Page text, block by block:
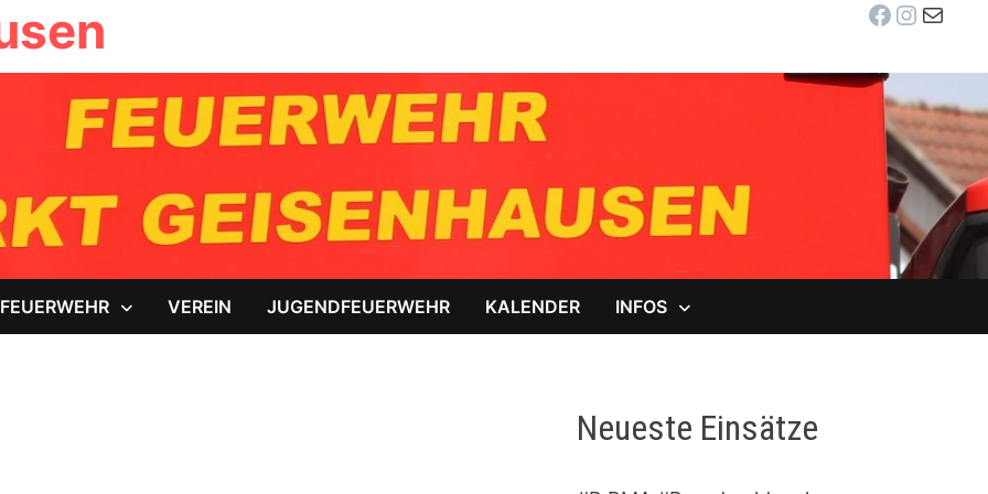
Facebook
E-Mail
FEUERWEHR VEREIN JUGENDFEUERWEHR KALENDER INFOS
Neueste Einsätze